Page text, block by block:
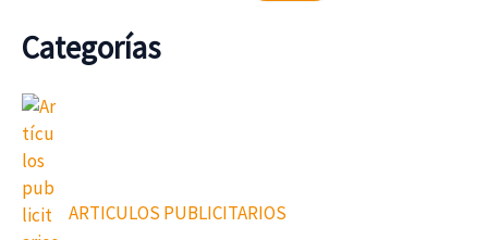
Categorías
ARTICULOS PUBLICITARIOS